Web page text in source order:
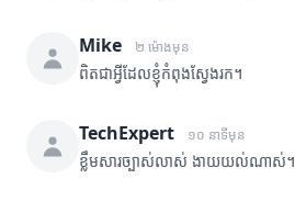
Mike ២ ម៉ោងមុន
ពិតជាអ្វីដែលខ្ញុំកំពុងស្វែងរក។
TechExpert ១០ នាទីមុន
ខ្លឹមសារច្បាស់លាស់ ងាយយល់ណាស់។